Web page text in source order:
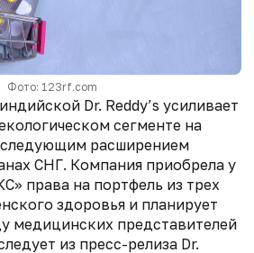
Фото: 123rf.com
Dr. Reddy’s усиливает
сегменте на
расширением
СНГ. Компания приобрела у
права на портфель из трех
здоровья и планирует
медицинских представителей
из пресс-релиза Dr.